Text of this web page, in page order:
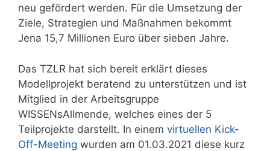
neu gefördert werden. Für die Umsetzung der
Ziele, Strategien und Maßnahmen bekommt
Jena 15,7 Millionen Euro über sieben Jahre.
Das TZLR hat sich bereit erklärt dieses
Modellprojekt beratend zu unterstützen und ist
Mitglied in der Arbeitsgruppe
WISSENsAllmende, welches eines der 5
Teilprojekte darstellt. In einem virtuellen Kick-
Off-Meeting wurden am 01.03.2021 diese kurz